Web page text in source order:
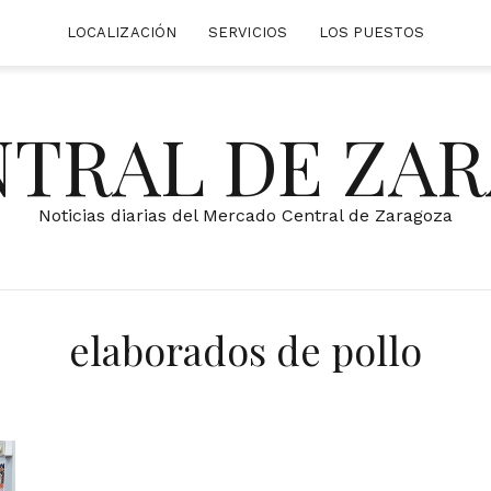
LOCALIZACIÓN SERVICIOS LOS PUESTOS
DE
Noticias diarias del Mercado Central de Zaragoza
elaborados de pollo